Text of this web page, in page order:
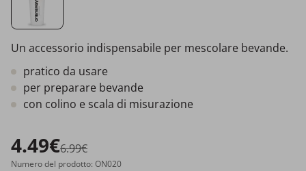
Un accessorio indispensabile per mescolare bevande.
pratico da usare
per preparare bevande
con colino e scala di misurazione
4.49€6.99€
Numero del prodotto: ON020